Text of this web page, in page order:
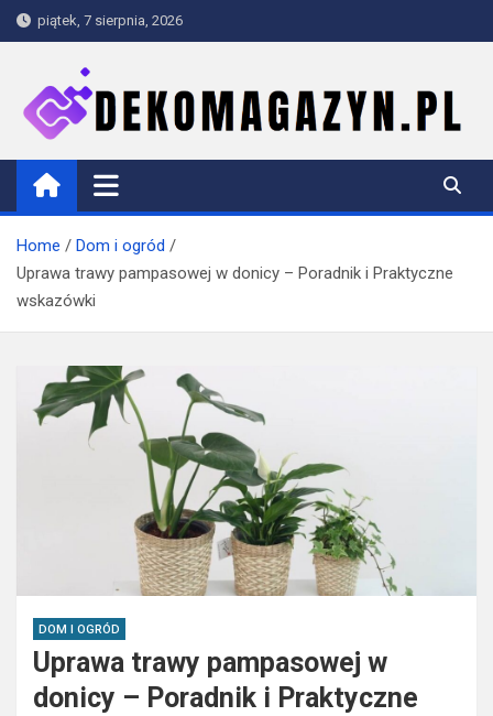
Skip
to
piątek, 7 sierpnia, 2026
dekomagazyn.pl
Blog
Home
Dom i ogród
Uprawa trawy pampasowej w donicy – Poradnik i Praktyczne
wskazówki
DOM I OGRÓD
Uprawa trawy pampasowej w
donicy – Poradnik i Praktyczne